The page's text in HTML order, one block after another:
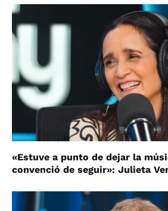
«Estuve a punto de dejar la
convenció de seguir»: Julieta